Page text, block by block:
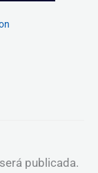
publicada.